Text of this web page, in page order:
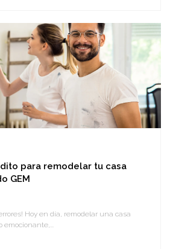
para remodelar tu casa
GEM
Hoy en día, remodelar una casa